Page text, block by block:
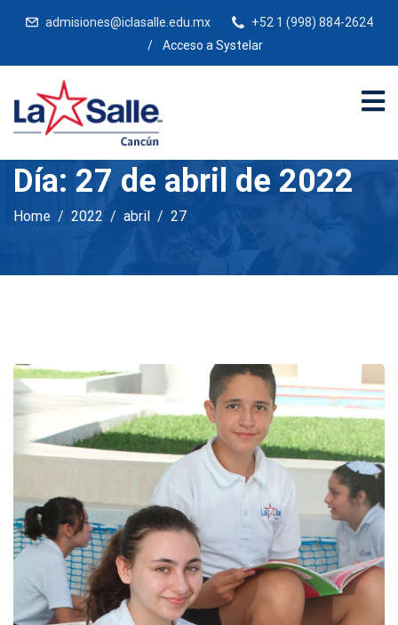
admisiones@iclasalle.edu.mx
+52 1 (998) 884-2624
/
Acceso a Systelar
Día: 27 de abril de 2022
Home 2022 abril 27